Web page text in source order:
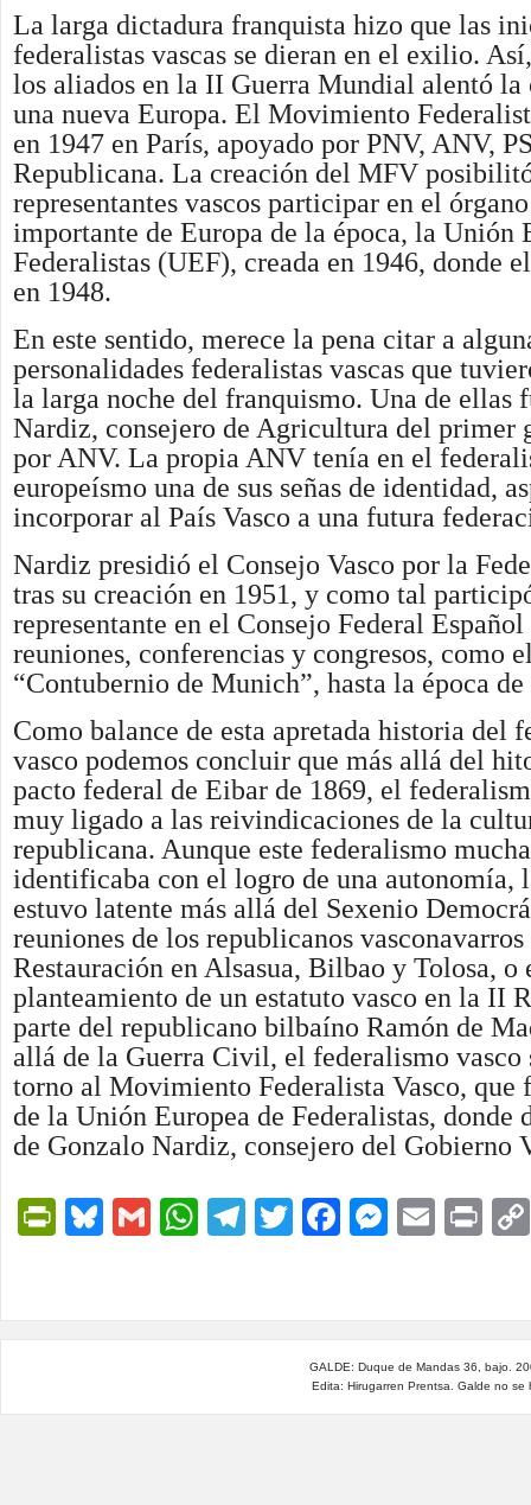
La larga dictadura franquista hizo que las
federalistas vascas se dieran en el exilio.
los aliados en la II Guerra Mundial alentó la
una nueva Europa. El Movimiento
en 1947 en París, apoyado por PNV, ANV,
Republicana. La creación del MFV
representantes vascos participar en el
importante de Europa de la época, la Unión
Federalis­tas (UEF), creada en 1946, donde
en 1948.
En este sentido, merece la pena citar a
personalidades federalistas vascas que
la larga noche del franquismo. Una de ellas
Nardiz, consejero de Agricultura del primer
por ANV. La propia ANV tenía en el
europeísmo una de sus señas de identidad,
incorporar al País Vasco a una futura
Nardiz presidió el Consejo Vasco por la
tras su creación en 1951, y como tal
representante en el Consejo Federal
reuniones, conferencias y congresos, como
“Contubernio de Munich”, hasta la época
Como balance de esta apretada historia del
vasco podemos concluir que más allá del
pacto federal de Eibar de 1869, el
muy ligado a las reivindicaciones de la
republicana. Aunque este federalismo
identificaba con el logro de una autonomía,
estuvo latente más allá del Sexenio
reuniones de los republicanos
Restauración en Alsasua, Bilbao y Tolosa, o
planteamiento de un estatuto vasco en la II
parte del republicano bilbaíno Ramón de
allá de la Guerra Civil, el federalismo vasco
torno al Movimiento Federalista Vasco, que
de la Unión Europea de Federalistas, donde
de Gonzalo Nardiz, consejero del Gobierno
PrintFriendly
Bluesky
GmailWhatsApp
Telegram
TwitterFacebook
Email
GALDE: Duque de Mandas 36, bajo.
Edita: Hirugarren Prentsa. Galde no